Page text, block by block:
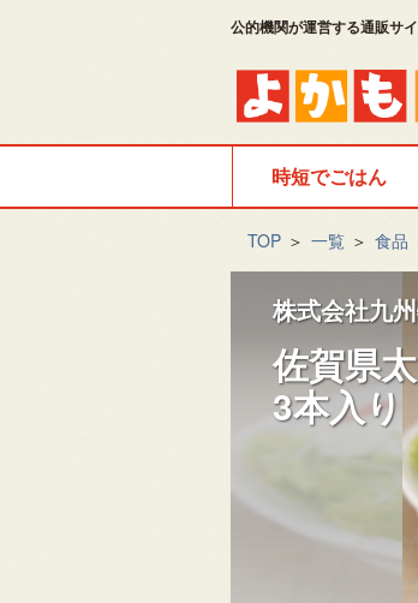
公的機関が運営する通販サ
時短でごはん
TOP ＞ 一覧 ＞ 食品
株式会社九
佐賀県
3本入り